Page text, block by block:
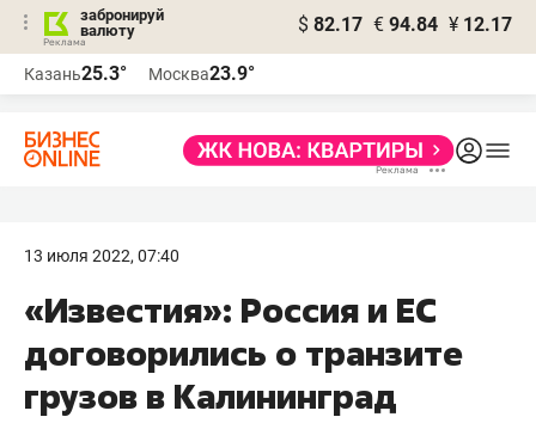
забронируй
валюту
$ 82.17 € 94.84 ¥ 12.17
Казань25.3° Москва23.9°
13 июля 2022, 07:40
«Известия»: Россия и ЕС
договорились о транзите
грузов в Калининград